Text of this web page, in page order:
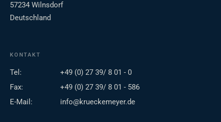
57234 Wilnsdorf
Deutschland
KONTAKT
Tel:
+49 (0) 27 39/ 8 01 - 0
Fax:
+49 (0) 27 39/ 8 01 - 586
E-Mail:
info@krueckemeyer.de